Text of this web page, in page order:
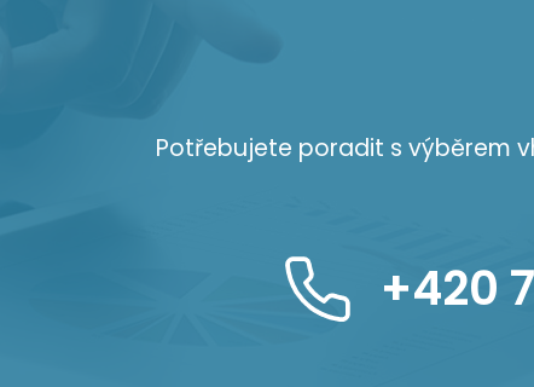
Potřebujete poradit s výběrem
+420